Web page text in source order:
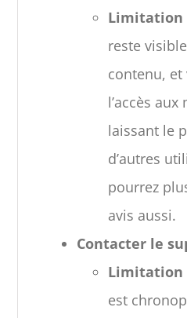
Limitation
reste
contenu, et
l’accès
laissant le
d’autres
pourrez
avis aussi.
Contacter le
Limitation
est